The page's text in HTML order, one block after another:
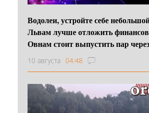
Водолеи, устройте себе
Львам лучше отложить
Овнам стоит выпустить пар
10 августа 04:48